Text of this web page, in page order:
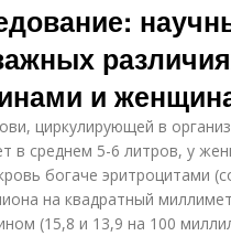
и
циркулирующей в
в среднем 5-6 литров, у
богаче эритроцитами
на квадратный
(15,8 и 13,9 на 100